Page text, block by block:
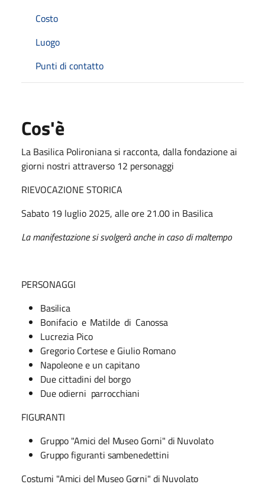
Costo
Luogo
Punti di contatto
Cos'è
La Basilica Polironiana si racconta, dalla fondazione ai
giorni nostri attraverso 12 personaggi
RIEVOCAZIONE STORICA
Sabato 19 luglio 2025, alle ore 21.00 in Basilica
La manifestazione si svolgerà anche in caso di maltempo
PERSONAGGI
Basilica
Bonifacio e Matilde di Canossa
Lucrezia Pico
Gregorio Cortese e Giulio Romano
Napoleone e un capitano
Due cittadini del borgo
Due odierni parrocchiani
FIGURANTI
Gruppo "Amici del Museo Gorni" di Nuvolato
Gruppo figuranti sambenedettini
Costumi "Amici del Museo Gorni" di Nuvolato